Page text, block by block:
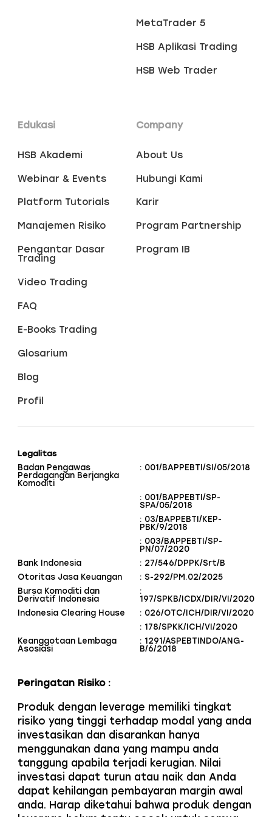
MetaTrader 5
HSB Aplikasi Trading
HSB Web Trader
Edukasi
HSB Akademi
Webinar & Events
Platform Tutorials
Manajemen Risiko
Pengantar Dasar
Trading
Video Trading
FAQ
E-Books Trading
Glosarium
Blog
Profil
Company
About Us
Hubungi Kami
Karir
Program Partnership
Program IB
Legalitas
Badan Pengawas
Perdagangan Berjangka
Komoditi
: 001/BAPPEBTI/SI/05/2018
: 001/BAPPEBTI/SP-
SPA/05/2018
: 03/BAPPEBTI/KEP-
PBK/9/2018
: 003/BAPPEBTI/SP-
PN/07/2020
Bank Indonesia
: 27/546/DPPK/Srt/B
Otoritas Jasa Keuangan
: S-292/PM.02/2025
Bursa Komoditi dan
Derivatif Indonesia
:
197/SPKB/ICDX/DIR/VI/2020
Indonesia Clearing House
: 026/OTC/ICH/DIR/VI/2020
: 178/SPKK/ICH/VI/2020
Keanggotaan Lembaga
Asosiasi
: 1291/ASPEBTINDO/ANG-
B/6/2018
Peringatan Risiko :
Produk dengan leverage memiliki tingkat
risiko yang tinggi terhadap modal yang anda
investasikan dan disarankan hanya
menggunakan dana yang mampu anda
tanggung apabila terjadi kerugian. Nilai
investasi dapat turun atau naik dan Anda
dapat kehilangan pembayaran margin awal
anda. Harap diketahui bahwa produk dengan